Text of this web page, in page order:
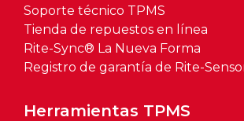
Soporte técnico TPMS
Tienda de repuestos en línea
Rite-Sync® La Nueva Forma
Registro de garantía de Rite-
Herramientas TPMS